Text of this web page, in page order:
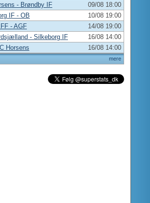
mere
- Brøndby IF
09/08 18:00
IF - OB
10/08 19:00
- AGF
14/08 19:00
- Silkeborg IF
16/08 14:00
Horsens
16/08 14:00